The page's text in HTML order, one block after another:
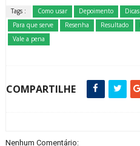
Tags : Como usar Depoimento Dicas
Para que serve
Resenha Resultado
Vale a pena
COMPARTILHE
Nenhum Comentário: